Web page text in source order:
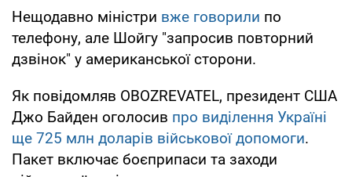
Нещодавно міністри вже говорили по
телефону, але Шойгу "запросив повторний
дзвінок" у американської сторони.
Як повідомляв OBOZREVATEL, президент США
Джо Байден оголосив про виділення Україні
ще 725 млн доларів військової допомоги.
Пакет включає боєприпаси та заходи